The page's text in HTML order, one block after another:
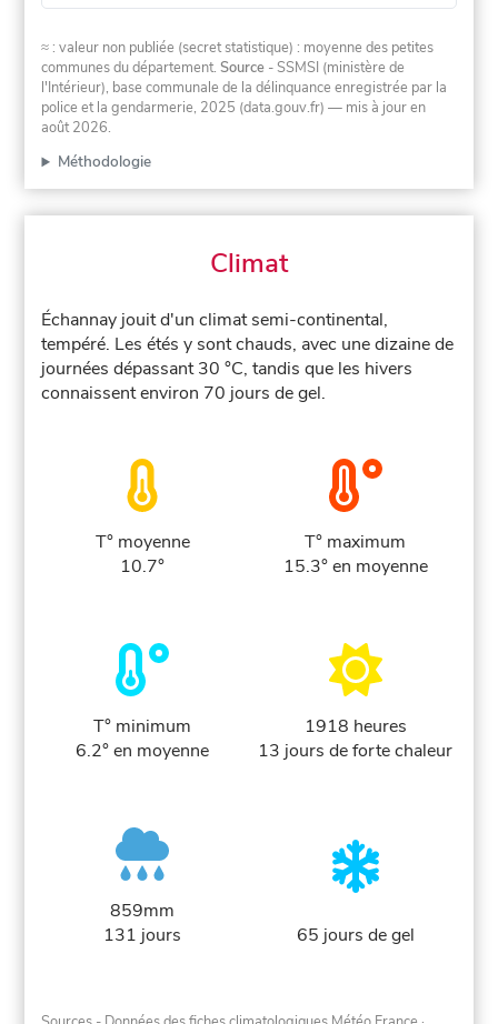
≈ : valeur non publiée (secret statistique) : moyenne des petites
communes du département.Source - SSMSI (ministère de
l'Intérieur), base communale de la délinquance enregistrée par la
police et la gendarmerie, 2025 (data.gouv.fr) — mis à jour en
août 2026.
Méthodologie
Climat
Échannay jouit d'un climat semi-continental,
tempéré. Les étés y sont chauds, avec une dizaine de
journées dépassant 30 °C, tandis que les hivers
connaissent environ 70 jours de gel.
T° moyenne
10.7°
T° maximum
15.3° en moyenne
T° minimum
6.2° en moyenne
1918 heures
13 jours de forte chaleur
859mm
131 jours
65 jours de gel